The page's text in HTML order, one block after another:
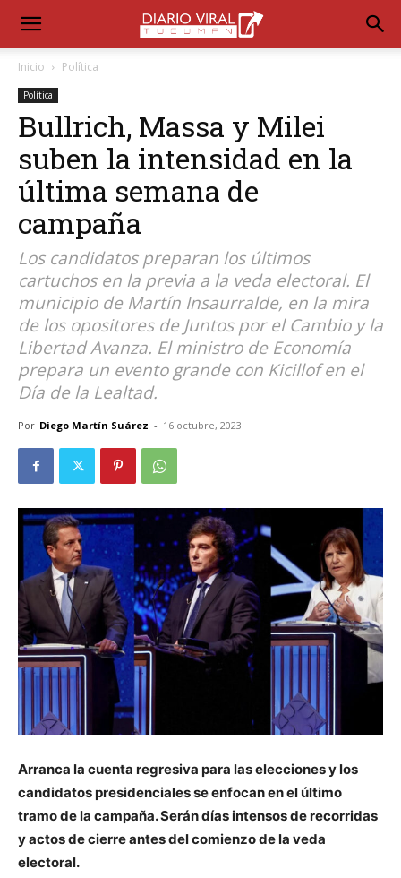
Inicio Política
Política
Bullrich, Massa y Milei
suben la intensidad en la
última semana de
campaña
Los candidatos preparan los últimos
cartuchos en la previa a la veda electoral. El
municipio de Martín Insaurralde, en la mira
de los opositores de Juntos por el Cambio y la
Libertad Avanza. El ministro de Economía
prepara un evento grande con Kicillof en el
Día de la Lealtad.
Por Diego Martín Suárez - 16 octubre, 2023
Arranca la cuenta regresiva para las elecciones y los
candidatos presidenciales se enfocan en el último
tramo de la campaña. Serán días intensos de recorridas
y actos de cierre antes del comienzo de la veda
electoral.